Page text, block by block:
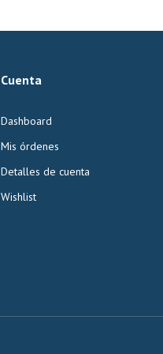
Cuenta
Dashboard
Mis órdenes
Detalles de cuenta
Wishlist